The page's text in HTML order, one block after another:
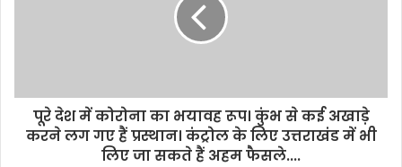
पूरे देश में कोरोना का भयावह रूप। कुंभ से कई अखाड़े
करने लग गए हैं प्रस्थान। कंट्रोल के लिए उत्तराखंड में भी
लिए जा सकते हैं अहम फैसले....